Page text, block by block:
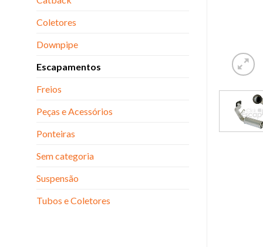
Coletores
Downpipe
Escapamentos
Freios
Peças e Acessórios
Ponteiras
Sem categoria
Suspensão
Tubos e Coletores